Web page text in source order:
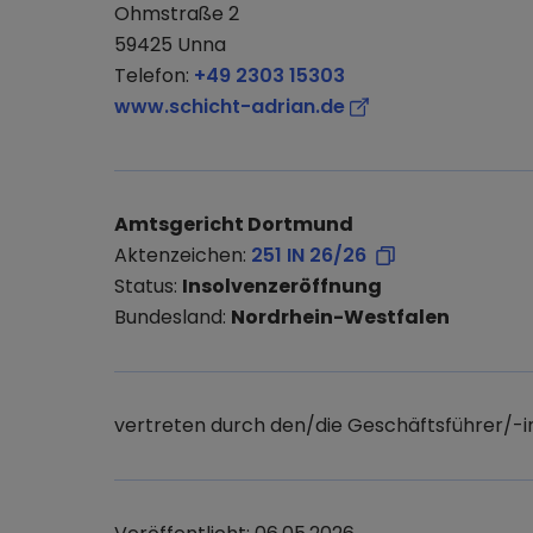
Ohmstraße 2
59425 Unna
Telefon: +49 2303 15303
www.schicht-adrian.de
Amtsgericht Dortmund
Aktenzeichen: 251 IN 26/26
Status: Insolvenzeröffnung
Bundesland: Nordrhein-Westfalen
vertreten durch den/die Geschäftsführer/-